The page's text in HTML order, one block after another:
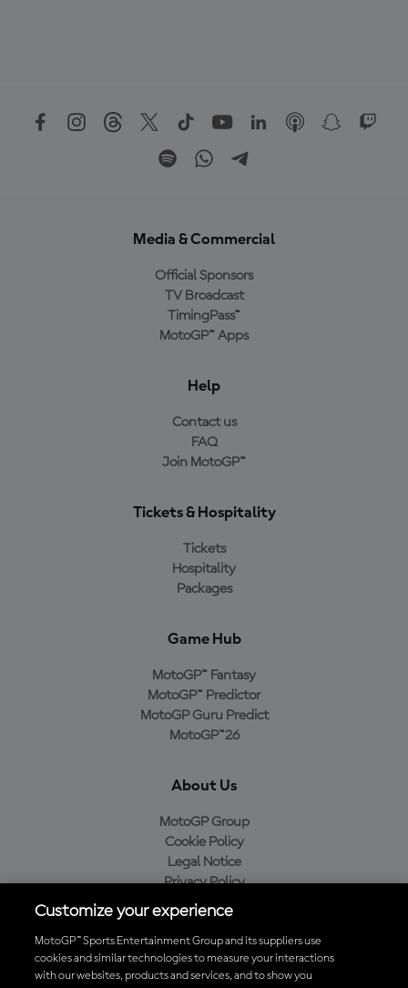
Media & Commercial
Official Sponsors
TV Broadcast
TimingPass™
MotoGP™ Apps
Help
Contact us
FAQ
Join MotoGP™
Tickets & Hospitality
Tickets
Hospitality
Packages
Game Hub
MotoGP™ Fantasy
MotoGP™ Predictor
MotoGP Guru Predict
MotoGP™26
About Us
MotoGP Group
Cookie Policy
Legal Notice
Privacy Policy
Purchase Policy
Baixe o aplicativo oficial da MotoGP™
Customize your experience
MotoGP™ Sports Entertainment Group and its suppliers use
cookies and similar technologies to measure your interactions
with our websites, products and services, and to show you